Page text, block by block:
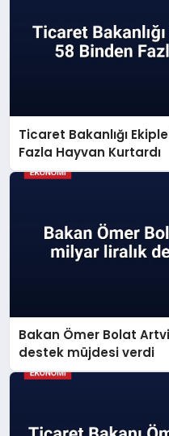
Ticaret Bakanlığı
Fazla Hayvan Kurtardı
Bakan Ömer Bolat
destek müjdesi verdi